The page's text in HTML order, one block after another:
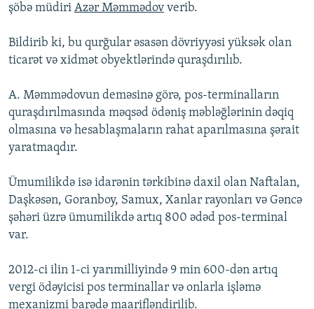
İNFOQRAFIKA
KARIKATURA
AZƏRBAYCAN ƏDƏBIYYATI KITABXANASI
İSLAM VƏ DEMOKRATIYA
İZ - MƏDƏNIYYƏT PROQRAMI
MISSIYAMIZ
PEŞƏ ETIKASI VƏ JURNALISTIKA STANDARTLARIMIZ
MATERIALLARIMIZDAN ISTIFADƏ
BIZIMLƏ ƏLAQƏ
XƏBƏR BÜLLETENLƏRIMIZ
RFE/RL-in bütün saytları
şöbə müdiri Azər Məmmədov verib.
Bildirib ki, bu qurğular əsasən dövriyyəsi yüksək olan
ticarət və xidmət obyektlərində quraşdırılıb.
A. Məmmədovun deməsinə görə, pos-terminalların
quraşdırılmasında məqsəd ödəniş məbləğlərinin dəqiq
olmasına və hesablaşmaların rahat aparılmasına şərait
yaratmaqdır.
Ümumilikdə isə idarənin tərkibinə daxil olan Naftalan,
Daşkəsən, Goranboy, Samux, Xanlar rayonları və Gəncə
şəhəri üzrə ümumilikdə artıq 800 ədəd pos-terminal
var.
2012-ci ilin 1-ci yarımilliyində 9 min 600-dən artıq
vergi ödəyicisi pos terminallar və onlarla işləmə
mexanizmi barədə maarifləndirilib.